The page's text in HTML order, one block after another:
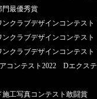
門最優秀賞
ンクラブデザインコンテス
ンクラブデザインコンテス
ンクラブデザインコンテス
コンテスト2022 Dエクス
施工写真コンテスト敢闘賞